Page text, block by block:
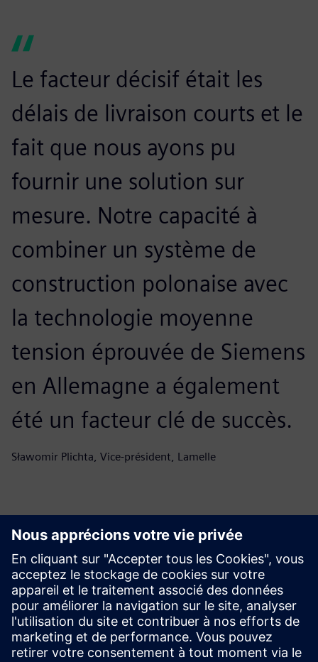
Le facteur décisif était les
délais de livraison courts et le
fait que nous ayons pu
fournir une solution sur
mesure. Notre capacité à
combiner un système de
construction polonaise avec
la technologie moyenne
tension éprouvée de Siemens
en Allemagne a également
été un facteur clé de succès.
Sławomir Plichta, Vice-président, Lamelle
Commencez votre voyage
Nous contacter